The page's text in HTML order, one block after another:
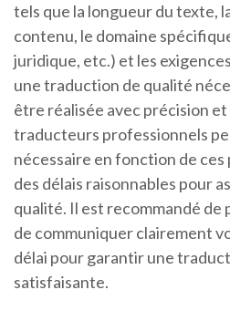
tels que la longueur du texte,
contenu, le domaine
juridique, etc.) et les
une traduction de qualité
être réalisée avec précision
traducteurs professionnels
nécessaire en fonction de
des délais raisonnables pour
qualité. Il est recommandé de
de communiquer clairement
délai pour garantir une
satisfaisante.